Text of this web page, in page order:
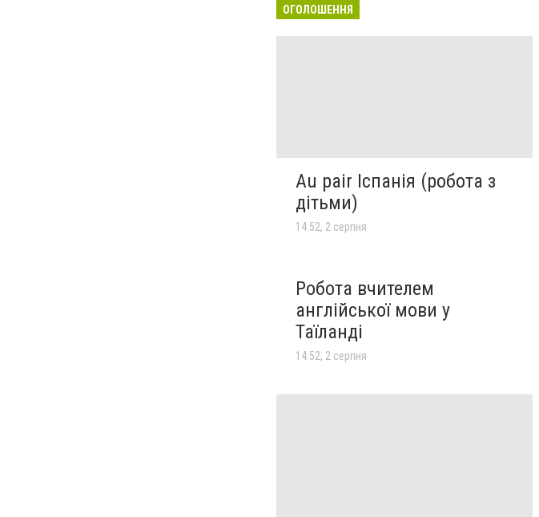
ОГОЛОШЕННЯ
Au pair Іспанія (робота з
дітьми)
14:52, 2 серпня
Робота вчителем
англійської мови у
Таїланді
14:52, 2 серпня